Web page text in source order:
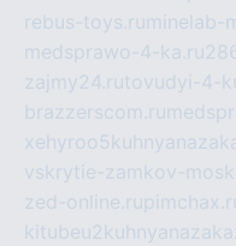
rebus-toys.ru minelab-
medsprawo-4-ka.ru
zajmy24.rutovudyi-4-
brazzerscom.ru
vskrytie-zamkov-
zed-online.ru